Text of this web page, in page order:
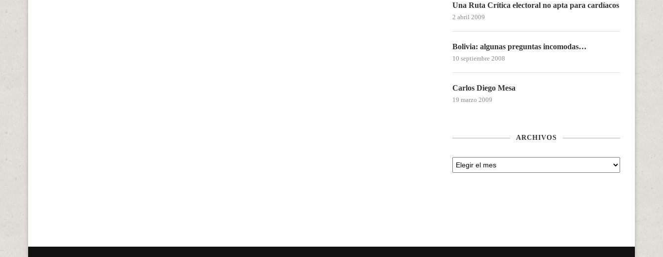
Una Ruta Crítica electoral no apta para cardíacos
2 abril 2009
Bolivia: algunas preguntas incomodas…
10 septiembre 2008
Carlos Diego Mesa
19 marzo 2009
ARCHIVOS